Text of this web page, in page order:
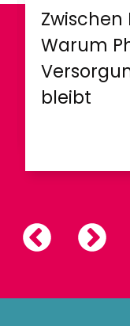
Zwischen
Warum
bleibt